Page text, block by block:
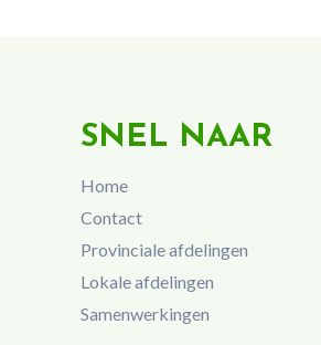
SNEL NAAR
Home
Contact
Provinciale afdelingen
Lokale afdelingen
Samenwerkingen